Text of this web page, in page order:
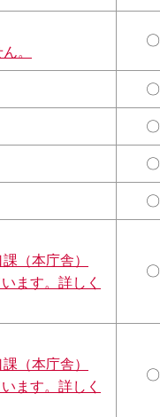
。
〇
〇
〇
〇
〇
（本庁舎）
ます。詳しく
〇
（本庁舎）
ます。詳しく
〇